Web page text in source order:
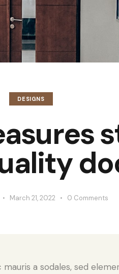
DESIGNS
March 21, 2022 0 Comments
mauris a sodales, sed